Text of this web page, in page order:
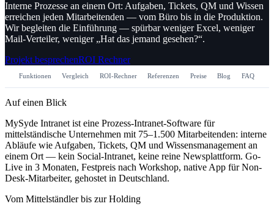
Interne Prozesse an einem Ort: Aufgaben, Tickets, QM und Wissen
erreichen jeden Mitarbeitenden — vom Büro bis in die Produktion.
Wir begleiten die Einführung — spürbar weniger Excel, weniger
Mail-Verteiler, weniger „Hat das jemand gesehen?“.
Projekt besprechenROI Rechner
Funktionen Vergleich ROI-Rechner Referenzen Preise Blog FAQ
Auf einen Blick
MySyde Intranet ist eine Prozess-Intranet-Software für
mittelständische Unternehmen mit 75–1.500 Mitarbeitenden: interne
Abläufe wie Aufgaben, Tickets, QM und Wissensmanagement an
einem Ort — kein Social-Intranet, keine reine Newsplattform. Go-
Live in 3 Monaten, Festpreis nach Workshop, native App für Non-
Desk-Mitarbeiter, gehostet in Deutschland.
Vom Mittelständler bis zur Holding